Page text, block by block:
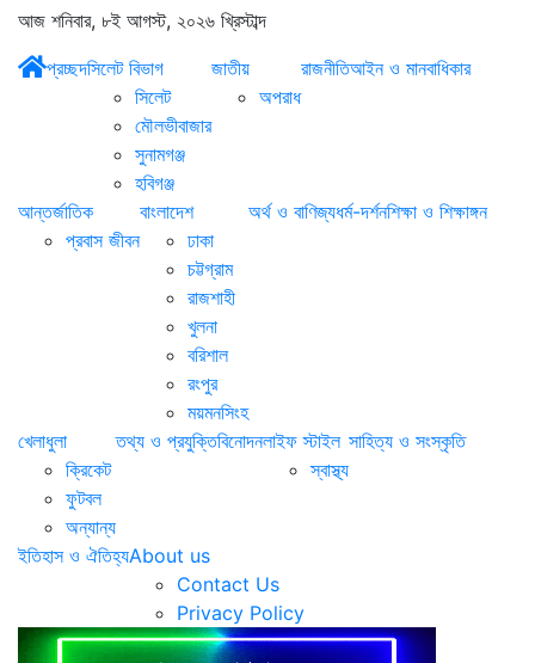
আজ শনিবার, ৮ই আগস্ট, ২০২৬ খ্রিস্টাব্দ
প্রচ্ছদসিলেট বিভাগ
সিলেট
মৌলভীবাজার
সুনামগঞ্জ
হবিগঞ্জ
জাতীয়
অপরাধ
রাজনীতিআইন ও মানবাধিকার
আন্তর্জাতিক
প্রবাস জীবন
বাংলাদেশ
ঢাকা
চট্টগ্রাম
রাজশাহী
খুলনা
বরিশাল
রংপুর
ময়মনসিংহ
অর্থ ও বাণিজ্যধর্ম-দর্শনশিক্ষা ও শিক্ষাঙ্গন
খেলাধুলা
ক্রিকেট
ফুটবল
অন্যান্য
তথ্য ও প্রযুক্তিবিনোদনলাইফ স্টাইল
স্বাস্থ্য
সাহিত্য ও সংস্কৃতি
ইতিহাস ও ঐতিহ্যAbout us
Contact Us
Privacy Policy